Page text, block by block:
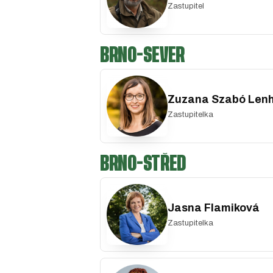
Zastupitel
BRNO-SEVER
Zuzana Szabó
Zastupitelka
BRNO-STŘED
Jasna Flamiková
Zastupitelka